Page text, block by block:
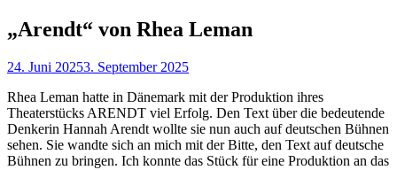
„Arendt“ von Rhea Leman
24. Juni 20253. September 2025
Rhea Leman hatte in Dänemark mit der Produktion ihres
Theaterstücks ARENDT viel Erfolg. Den Text über die bedeutende
Denkerin Hannah Arendt wollte sie nun auch auf deutschen Bühnen
sehen. Sie wandte sich an mich mit der Bitte, den Text auf deutsche
Bühnen zu bringen. Ich konnte das Stück für eine Produktion an das